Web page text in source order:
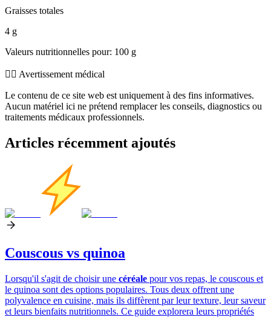
Graisses totales
4 g
Valeurs nutritionnelles pour: 100 g
👨‍⚕️️ Avertissement médical
Le contenu de ce site web est uniquement à des fins informatives.
Aucun matériel ici ne prétend remplacer les conseils, diagnostics ou
traitements médicaux professionnels.
Articles récemment ajoutés
Couscous vs quinoa
Lorsqu'il s'agit de choisir une céréale pour vos repas, le couscous et
le quinoa sont des options populaires. Tous deux offrent une
polyvalence en cuisine, mais ils diffèrent par leur texture, leur saveur
et leurs bienfaits nutritionnels. Ce guide explorera leurs propriétés